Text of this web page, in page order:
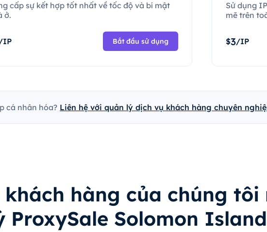
cấp sự kết hợp tốt nhất về tốc độ và bí mật
ở.
IP Bắt đầu sử dụng
Sử dụng
mẽ trên
$3/IP
cá nhân hóa? Liên hệ với quản lý dịch vụ khách hàng chuyên
khách hàng của chúng tôi
ProxySale Solomon